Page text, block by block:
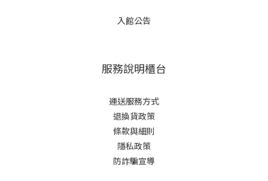
入館公告
服務說明櫃台
運送服務方式
退換貨政策
條款與細則
隱私政策
防詐騙宣導